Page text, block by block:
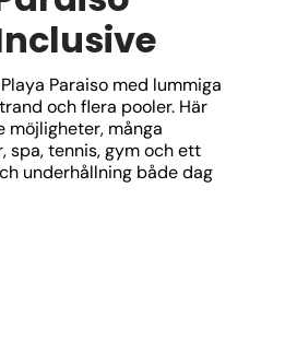
Paraiso med lummiga
och flera pooler. Här
möjligheter, många
spa, tennis, gym och ett
underhållning både dag